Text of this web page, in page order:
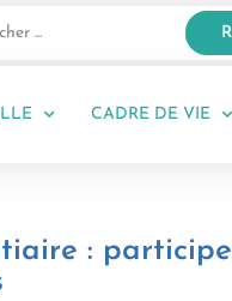
CADRE DE VIE
: